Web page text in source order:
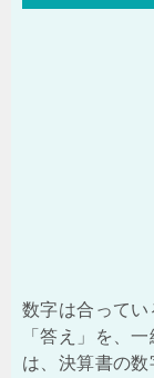
数字は合って
「答え」を、
は、決算書の